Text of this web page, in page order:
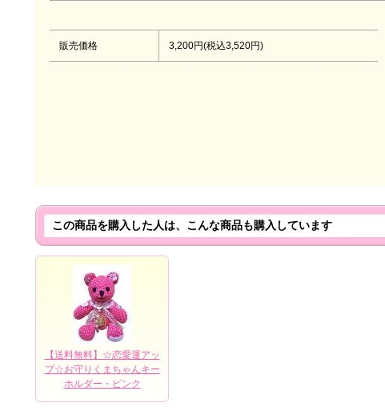
販売価格 3,200円(税込3,520円)
この商品を購入した人は、こんな商品も購入しています
【送料無料】☆恋愛運アッ
プ☆お守りくまちゃんキー
ホルダー・ピンク